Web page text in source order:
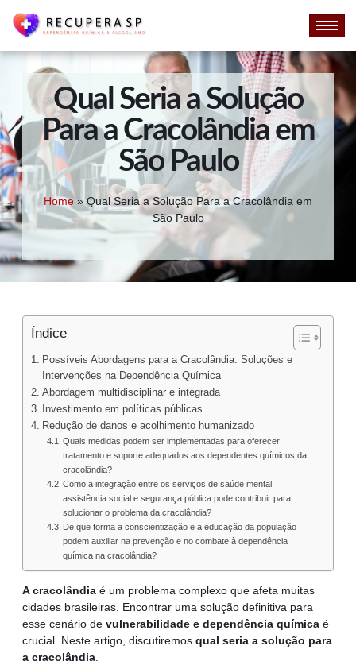
Qual Seria a Solução
Para a Cracolândia em
São Paulo
Home»Qual Seria a Solução Para a Cracolândia em
São Paulo
Índice
Possíveis Abordagens para a Cracolândia: Soluções e
Intervenções na Dependência Química
Abordagem multidisciplinar e integrada
Investimento em políticas públicas
Redução de danos e acolhimento humanizado
Quais medidas podem ser implementadas para oferecer
tratamento e suporte adequados aos dependentes químicos da
cracolândia?
Como a integração entre os serviços de saúde mental,
assistência social e segurança pública pode contribuir para
solucionar o problema da cracolândia?
De que forma a conscientização e a educação da população
podem auxiliar na prevenção e no combate à dependência
química na cracolândia?
A cracolândia é um problema complexo que afeta muitas
cidades brasileiras. Encontrar uma solução definitiva para
esse cenário de vulnerabilidade e dependência química é
crucial. Neste artigo, discutiremos qual seria a solução para
a cracolândia.